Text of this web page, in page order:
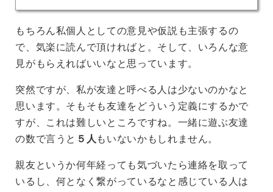
もちろん私個人としての意見や仮説も主張するの
で、気楽に読んで頂ければと。そして、いろんな意
見がもらえればいいなと思っています。
突然ですが、私が友達と呼べる人は少ないのかなと
思います。そもそも友達をどういう定義にするかで
すが、これは難しいところですね。一緒に遊ぶ友達
の数で言うと ５人 もいないかもしれません。
親友というか何年経っても気づいたら連絡を取って
いるし、何となく繋がっているなと感じている人は